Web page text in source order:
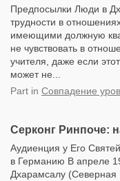
Предпосылки Люди в
трудности в
имеющими должную
не чувствовать в
учителя, даже если
может не...
Part in Совпадение
Серконг Ринпоче:
Аудиенция у Его
в Германию В апреле
Дхарамсалу (Северная